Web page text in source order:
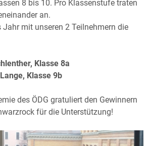
8 bis 10. Pro Klassenstufe traten
an.
Jahr mit unseren 2 Teilnehmern die
Klasse 8a
Klasse 9b
des ÖDG gratuliert den Gewinnern
für die Unterstützung!